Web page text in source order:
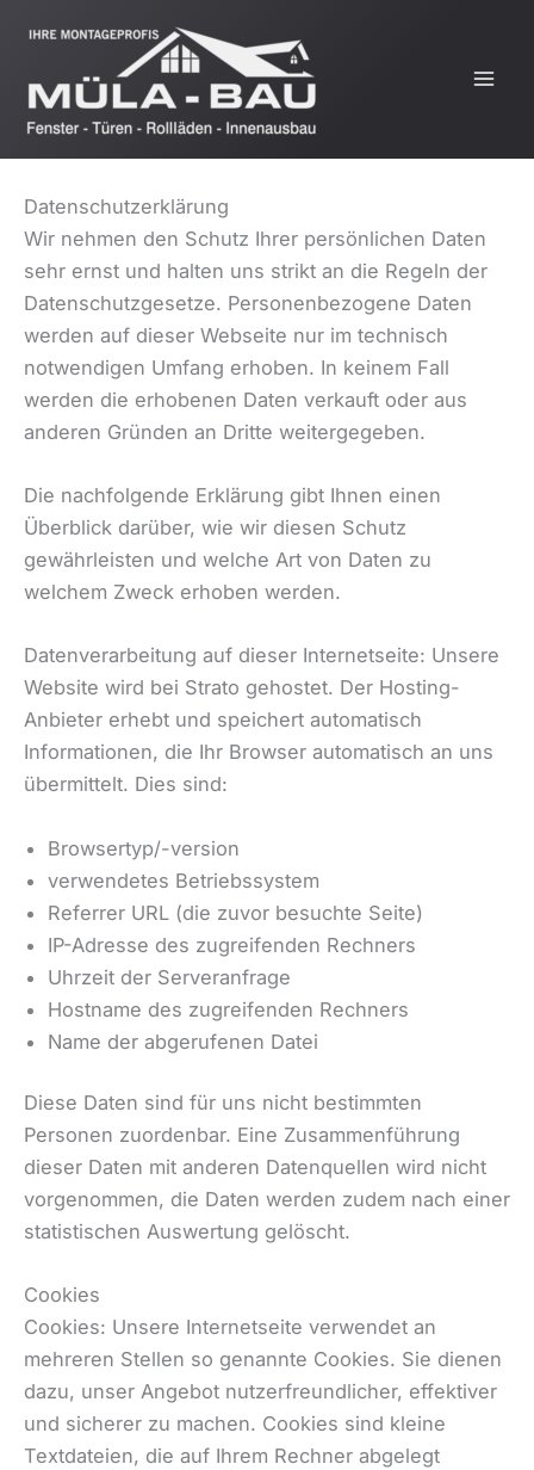
Inhalt
springen
Datenschutzerklärung
Wir nehmen den Schutz Ihrer persönlichen Daten
sehr ernst und halten uns strikt an die Regeln der
Datenschutzgesetze. Personenbezogene Daten
werden auf dieser Webseite nur im technisch
notwendigen Umfang erhoben. In keinem Fall
werden die erhobenen Daten verkauft oder aus
anderen Gründen an Dritte weitergegeben.
Die nachfolgende Erklärung gibt Ihnen einen
Überblick darüber, wie wir diesen Schutz
gewährleisten und welche Art von Daten zu
welchem Zweck erhoben werden.
Datenverarbeitung auf dieser Internetseite: Unsere
Website wird bei Strato gehostet. Der Hosting-
Anbieter erhebt und speichert automatisch
Informationen, die Ihr Browser automatisch an uns
übermittelt. Dies sind:
Browsertyp/-version
verwendetes Betriebssystem
Referrer URL (die zuvor besuchte Seite)
IP-Adresse des zugreifenden Rechners
Uhrzeit der Serveranfrage
Hostname des zugreifenden Rechners
Name der abgerufenen Datei
Diese Daten sind für uns nicht bestimmten
Personen zuordenbar. Eine Zusammenführung
dieser Daten mit anderen Datenquellen wird nicht
vorgenommen, die Daten werden zudem nach einer
statistischen Auswertung gelöscht.
Cookies
Cookies: Unsere Internetseite verwendet an
mehreren Stellen so genannte Cookies. Sie dienen
dazu, unser Angebot nutzerfreundlicher, effektiver
und sicherer zu machen. Cookies sind kleine
Textdateien, die auf Ihrem Rechner abgelegt